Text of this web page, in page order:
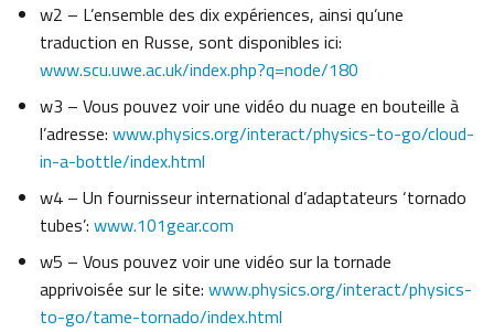
w2 – L’ensemble des dix expériences, ainsi qu’une
traduction en Russe, sont disponibles ici:
www.scu.uwe.ac.uk/index.php?q=node/180
w3 – Vous pouvez voir une vidéo du nuage en bouteille à
l’adresse: www.physics.org/interact/physics-to-go/cloud-
in-a-bottle/index.html
w4 – Un fournisseur international d’adaptateurs ‘tornado
tubes’: www.101gear.com
w5 – Vous pouvez voir une vidéo sur la tornade
apprivoisée sur le site: www.physics.org/interact/physics-
to-go/tame-tornado/index.html